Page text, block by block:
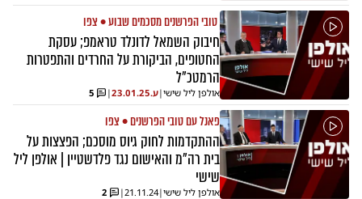
טובי הפרשנים מסכמים שבוע • צפו
חיבוק השמאל לדונלד טראמפ; עסקת
החטופים, הביקורת על החרדים והתפטרות
הרמטכ"ל
אולפן ליל שישי|ע.23.01.25
|
5
פאנל עם טובי הפרשנים • צפו
ההתקדמות לחוק גיוס מוסכם; הפצצות על
בית רה"מ והאישום נגד פלדשטיין | אולפן ליל
שישי
אולפן ליל שישי|
21.11.24
|
2